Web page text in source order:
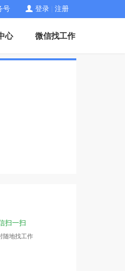
号 登录 注册
心 微信找工作
扫一扫
随地找工作